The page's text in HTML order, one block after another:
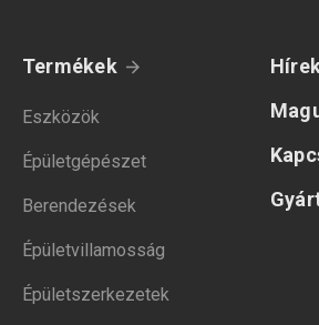
Termékek
Eszközök
Épületgépészet
Berendezések
Épületvillamosság
Épületszerkezetek